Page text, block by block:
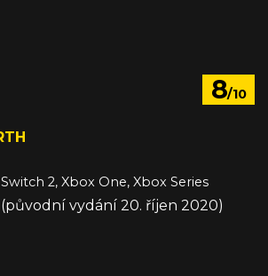
8/10
2, Xbox One, Xbox Series
vydání 20. říjen 2020)